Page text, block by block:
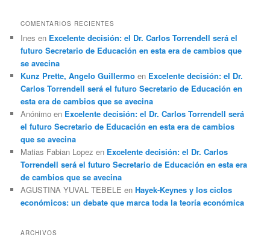
COMENTARIOS RECIENTES
Ines en Excelente decisión: el Dr. Carlos Torrendell será el
futuro Secretario de Educación en esta era de cambios que
se avecina
Kunz Prette, Angelo Guillermo en Excelente decisión: el Dr.
Carlos Torrendell será el futuro Secretario de Educación en
esta era de cambios que se avecina
Anónimo en Excelente decisión: el Dr. Carlos Torrendell será
el futuro Secretario de Educación en esta era de cambios
que se avecina
Matias Fabian Lopez en Excelente decisión: el Dr. Carlos
Torrendell será el futuro Secretario de Educación en esta era
de cambios que se avecina
AGUSTINA YUVAL TEBELE enHayek-Keynes y los ciclos
económicos: un debate que marca toda la teoría económica
ARCHIVOS